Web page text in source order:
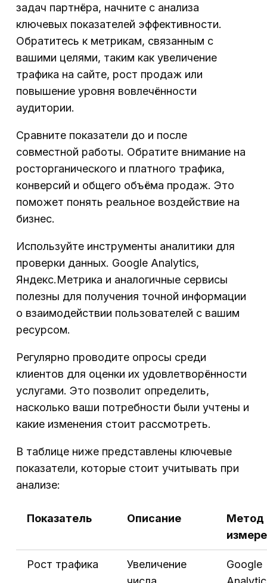
задач партнёра, начните с анализа
ключевых показателей эффективности.
Обратитесь к метрикам, связанным с
вашими целями, таким как увеличение
трафика на сайте, рост продаж или
повышение уровня вовлечённости
аудитории.
Сравните показатели до и после
совместной работы. Обратите внимание на
росторганического и платного трафика,
конверсий и общего объёма продаж. Это
поможет понять реальное воздействие на
бизнес.
Используйте инструменты аналитики для
проверки данных. Google Analytics,
Яндекс.Метрика и аналогичные сервисы
полезны для получения точной информации
о взаимодействии пользователей с вашим
ресурсом.
Регулярно проводите опросы среди
клиентов для оценки их удовлетворённости
услугами. Это позволит определить,
насколько ваши потребности были учтены и
какие изменения стоит рассмотреть.
В таблице ниже представлены ключевые
показатели, которые стоит учитывать при
анализе:
Показатель Описание
Метод
Рост трафика
Увеличение
Google